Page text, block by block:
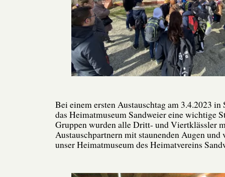
Bei einem ersten Austauschtag am 3.4.2023 in
das Heimatmuseum Sandweier eine wichtige
Gruppen wurden alle Dritt- und Viertklässler
Austauschpartnern mit staunenden Augen und
unser Heimatmuseum des Heimatvereins